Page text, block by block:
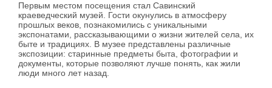
Первым местом посещения стал Савинский
краеведческий музей. Гости окунулись в атмосферу
прошлых веков, познакомились с уникальными
экспонатами, рассказывающими о жизни жителей села, их
быте и традициях. В музее представлены различные
экспозиции: старинные предметы быта, фотографии и
документы, которые позволяют лучше понять, как жили
люди много лет назад.